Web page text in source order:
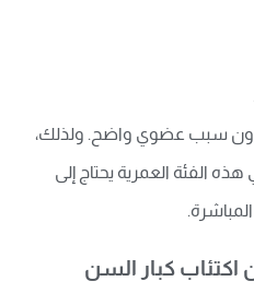
سبب عضوي واضح. ولذلك،
الفئة العمرية يحتاج إلى
اكتئاب كبار السن